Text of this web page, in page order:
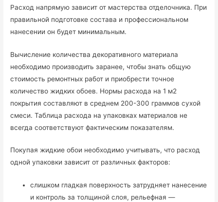
Расход напрямую зависит от мастерства отделочника. При
правильной подготовке состава и профессиональном
нанесении он будет минимальным.
Вычисление количества декоративного материала
необходимо производить заранее, чтобы знать общую
стоимость ремонтных работ и приобрести точное
количество жидких обоев. Нормы расхода на 1 м2
покрытия составляют в среднем 200-300 граммов сухой
смеси. Таблица расхода на упаковках материалов не
всегда соответствуют фактическим показателям.
Покупая жидкие обои необходимо учитывать, что расход
одной упаковки зависит от различных факторов:
слишком гладкая поверхность затрудняет нанесение
и контроль за толщиной слоя, рельефная —